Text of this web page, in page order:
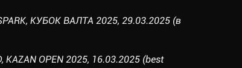
КУБОК ВАЛТА 2025, 29.03.2025 (в
KAZAN OPEN 2025, 16.03.2025 (best